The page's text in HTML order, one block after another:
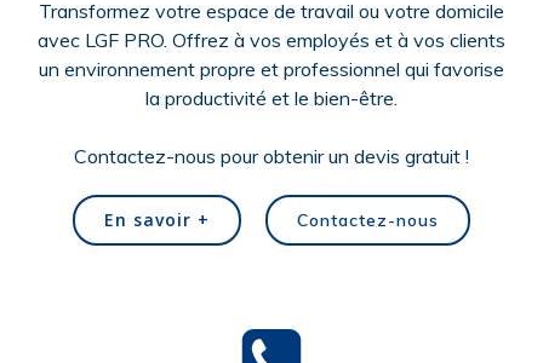
Transformez votre espace de travail ou votre domicile
avec LGF PRO. Offrez à vos employés et à vos clients
un environnement propre et professionnel qui favorise
la productivité et le bien-être.
Contactez-nous pour obtenir un devis gratuit !
En savoir + Contactez-nous